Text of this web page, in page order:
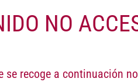
NO
se recoge a continuación